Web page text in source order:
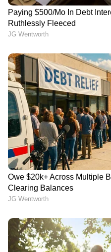
ഒന്ന്...
കടലപ്പൊടിയും
അളവിലെടുത്ത്
ചേർത്ത് യോജിപ്പിച്ച്
ഈ പാക്ക് മുഖത്ത്
മിനുട്ട് കഴി‍ഞ്ഞ്
കഴുകുക. ആഴ്ചയിൽ
ഈ പാക്ക്
രണ്ട്...